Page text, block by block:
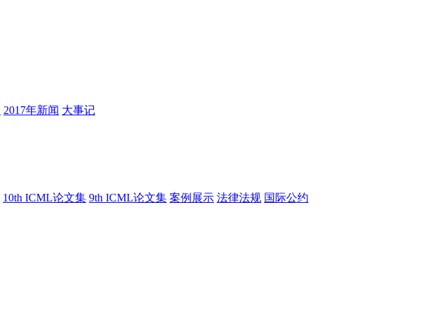
2017年新闻 大事记
10th ICML论文集 9th ICML论文集 案例展示 法律法规 国际公约